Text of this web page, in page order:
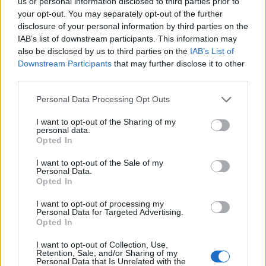
your opt-out. You may separately opt-out of the further
disclosure of your personal information by third parties on the
IAB’s list of downstream participants. This information may
also be disclosed by us to third parties on the IAB’s List of
Downstream Participants that may further disclose it to other
Personal Data Processing Opt Outs
I want to opt-out of the Sharing of my
personal data.
Opted In
I want to opt-out of the Sale of my
Personal Data.
Opted In
I want to opt-out of processing my
Personal Data for Targeted Advertising.
Opted In
I want to opt-out of Collection, Use,
Retention, Sale, and/or Sharing of my
Personal Data that Is Unrelated with the
lupanje prestalo iznenada, pa da je sve to bilo krivac za
buku koja se svakodnevno dešavala.
Zapravo je bila situacija da je Beki prije nekih 10 godina
Povezano
Šutnju. Izgovore.